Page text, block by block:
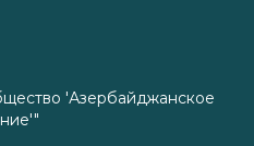
'Азербайджанское